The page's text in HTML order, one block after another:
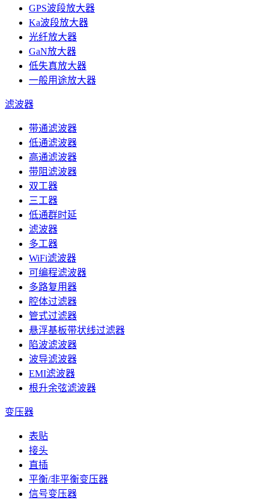
GPS波段放大器
Ka波段放大器
光纤放大器
GaN放大器
低失真放大器
一般用途放大器
滤波器
带通滤波器
低通滤波器
高通滤波器
带阻滤波器
双工器
三工器
低通群时延
滤波器
多工器
WiFi滤波器
可编程滤波器
多路复用器
腔体过滤器
管式过滤器
悬浮基板带状线过滤器
陷波滤波器
波导滤波器
EMI滤波器
根升余弦滤波器
变压器
表贴
接头
直插
平衡/非平衡变压器
信号变压器